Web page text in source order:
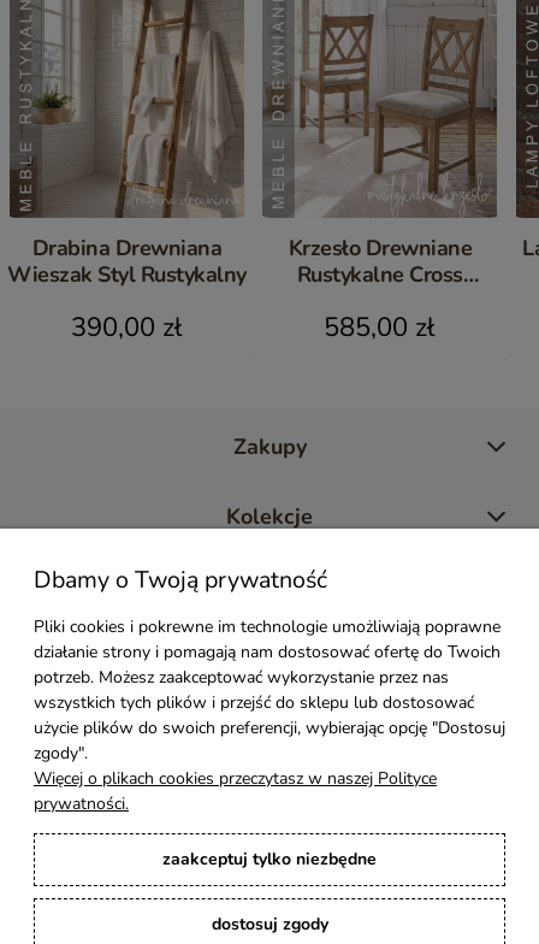
Drabina Drewniana
Wieszak Styl Rustykalny
390,00 zł
Krzesło Drewniane
Rustykalne Cross
585,00 zł
Zakupy
Kolekcje
Moje konto
Pomoc
Styl Mebli
Rodzaje drewna
Kontakt
Karina Meble
: Ręcznie robione meble indyjskie, loftowe, industrialne i boho z
Dbamy o Twoją prywatność
Pliki cookies i pokrewne im technologie umożliwiają poprawne
działanie strony i pomagają nam dostosować ofertę do Twoich
potrzeb. Możesz zaakceptować wykorzystanie przez nas
wszystkich tych plików i przejść do sklepu lub dostosować
użycie plików do swoich preferencji, wybierając opcję "Dostosuj
zgody".
Więcej o plikach cookies przeczytasz w naszej Polityce
prywatności.
zaakceptuj tylko niezbędne
dostosuj zgody